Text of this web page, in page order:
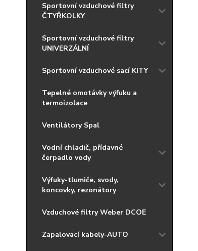
Sportovní vzduchové filtry
ČTYŘKOLKY
Sportovní vzduchové filtry
UNIVERZÁLNÍ
Sportovní vzduchové sací KITY
Tepelné omotávky výfuku a
termoizolace
Ventilátory Spal
Vodní chladič, přídavné
čerpadlo vody
Výfuky-tlumiče, svody,
koncovky, rezonátory
Vzduchové filtry Weber DCOE
Zapalovací kabely-AUTO